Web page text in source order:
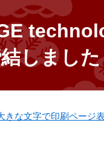
しました
きな文字で印刷ページ